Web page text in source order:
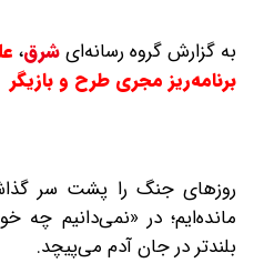
به گزارش گروه رسانه‌ایشرق،
برنامه‌ریز مجری طرح و بازیگر
روزهای جنگ را پشت سر
مانده‌ایم؛ در «نمی‌دانیم چه
بلندتر در جان آدم می‌پیچد.